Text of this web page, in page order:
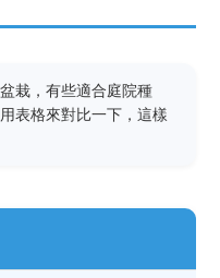
栽，有些適合庭院種
表格來對比一下，這樣